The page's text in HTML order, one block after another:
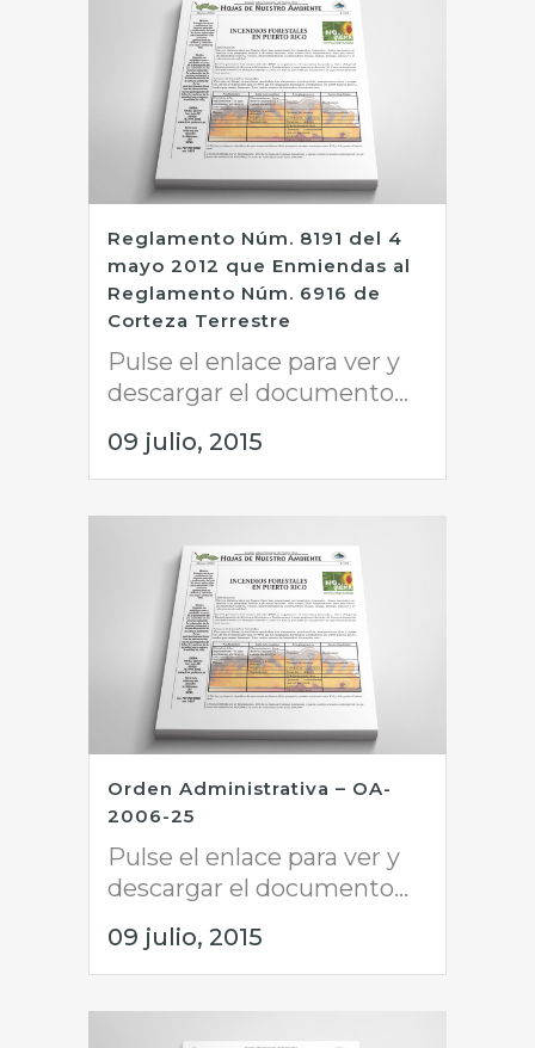
Reglamento Núm. 8191 del 4
mayo 2012 que Enmiendas al
Reglamento Núm. 6916 de
Corteza Terrestre
Pulse el enlace para ver y
descargar el documento...
09 julio, 2015
Orden Administrativa – OA-
2006-25
Pulse el enlace para ver y
descargar el documento...
09 julio, 2015